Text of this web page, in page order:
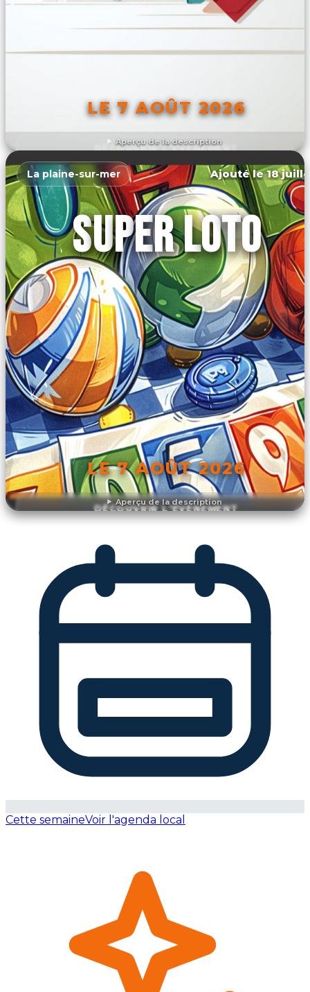
Aperçu de la description
LE 7 AOÛT 2026
DÉCOUVRIR L'ÉVÉNEMENT
Aperçu de la description
La plaine-sur-mer Ajouté le 18
SUPER LOTO
LE 7 AOÛT 2026
DÉCOUVRIR L'ÉVÉNEMENT
Cette semaineVoir l'agenda local